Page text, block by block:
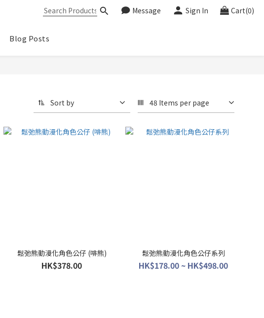
Message Sign In Cart(0)
Blog Posts
Sort by 48 Items per page
鬆弛熊動漫化角色公仔 (啡熊)
HK$378.00
鬆弛熊動漫化角色公仔系列
HK$178.00 ~ HK$498.00